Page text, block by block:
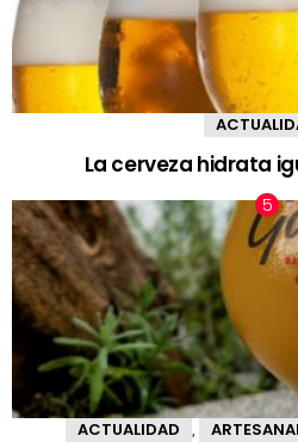
La cerveza hidrata
ACTUALIDAD